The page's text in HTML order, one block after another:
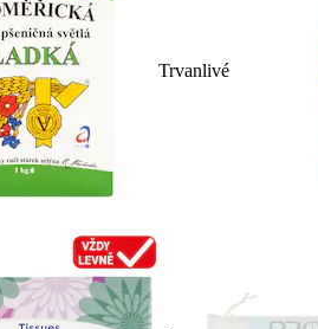
Trvanlivé